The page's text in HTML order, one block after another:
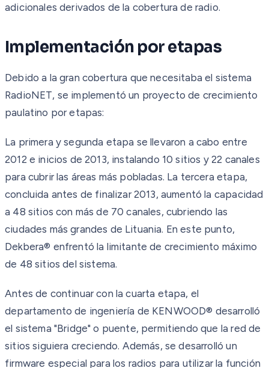
adicionales derivados de la cobertura de radio.
Implementación por etapas
Debido a la gran cobertura que necesitaba el sistema
RadioNET, se implementó un proyecto de crecimiento
paulatino por etapas:
La primera y segunda etapa se llevaron a cabo entre
2012 e inicios de 2013, instalando 10 sitios y 22 canales
para cubrir las áreas más pobladas. La tercera etapa,
concluida antes de finalizar 2013, aumentó la capacidad
a 48 sitios con más de 70 canales, cubriendo las
ciudades más grandes de Lituania. En este punto,
Dekbera® enfrentó la limitante de crecimiento máximo
de 48 sitios del sistema.
Antes de continuar con la cuarta etapa, el
departamento de ingeniería de KENWOOD® desarrolló
el sistema "Bridge" o puente, permitiendo que la red de
sitios siguiera creciendo. Además, se desarrolló un
firmware especial para los radios para utilizar la función